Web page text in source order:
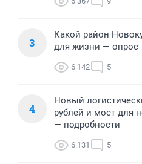
3
Какой район
для жизни — опрос
6 142 5
4
Новый
рублей и мост для
— подробности
6 131 5